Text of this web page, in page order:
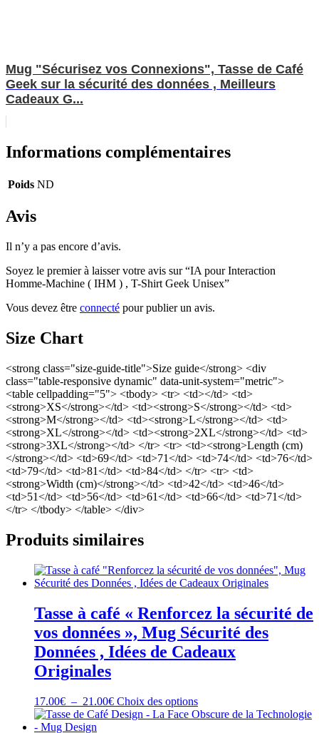
Mug "Sécurisez vos Connexions", Tasse de Café
Geek sur la sécurité des données , Meilleurs
Cadeaux G...
Informations complémentaires
Poids ND
Avis
Il n’y a pas encore d’avis.
Soyez le premier à laisser votre avis sur “IA pour Interaction
Homme-Machine ( IHM ) , T-Shirt Geek Unisex”
Vous devez être connecté pour publier un avis.
Size Chart
<strong class="size-guide-title">Size guide</strong> <div
class="table-responsive dynamic" data-unit-system="metric">
<table cellpadding="5"> <tbody> <tr> <td></td> <td>
<strong>XS</strong></td> <td><strong>S</strong></td> <td>
<strong>M</strong></td> <td><strong>L</strong></td> <td>
<strong>XL</strong></td> <td><strong>2XL</strong></td> <td>
<strong>3XL</strong></td> </tr> <tr> <td><strong>Length (cm)
</strong></td> <td>69</td> <td>71</td> <td>74</td> <td>76</td>
<td>79</td> <td>81</td> <td>84</td> </tr> <tr> <td>
<strong>Width (cm)</strong></td> <td>42</td> <td>46</td>
<td>51</td> <td>56</td> <td>61</td> <td>66</td> <td>71</td>
</tr> </tbody> </table> </div>
Produits similaires
Tasse à café « Renforcez la sécurité de
vos données », Mug Sécurité des
Données , Idées de Cadeaux
Originales
17.00€ – 21.00€Plage
de
Choix des optionsCe
produit